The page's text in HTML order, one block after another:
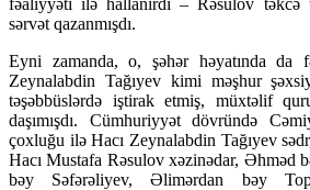
sərvət qazanmışdı.
Eyni zamanda, o, şəhər həyatında da
Zeynalabdin Tağıyev kimi məşhur
təşəbbüslərdə iştirak etmiş, müxtəlif
daşımışdı. Cümhuriyyət dövründə
çoxluğu ilə Hacı Zeynalabdin Tağıyev
Hacı Mustafa Rəsulov xəzinədar, Əhməd
bəy Səfərəliyev, Əlimərdan bəy